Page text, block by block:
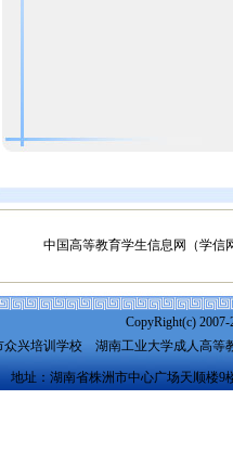
中国高等教育学生信息网（学信
CopyRight(c)
众兴培训学校 湖南工业大学成人高等
地址：湖南省株洲市中心广场天顺楼